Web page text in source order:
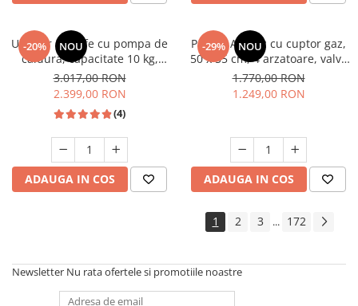
-20% NOU
Uscator de rufe cu pompa de
caldura, capacitate 10 kg,
clasa A++, motor inverter, 14
programe, Heinner
3.017,00 RON
2.399,00 RON
(4)
ADAUGA IN COS
-29% NOU
Pachet Aragaz cu cuptor gaz,
50 x 55 cm, 4 arzatoare, valva
siguranta, Hota traditionala, 2
motoare, 3 viteze, 299-
483m3/h, Alb, Studio Casa
1.770,00 RON
1.249,00 RON
ADAUGA IN COS
1 2 3 ... 172
Newsletter Nu rata ofertele si promotiile noastre